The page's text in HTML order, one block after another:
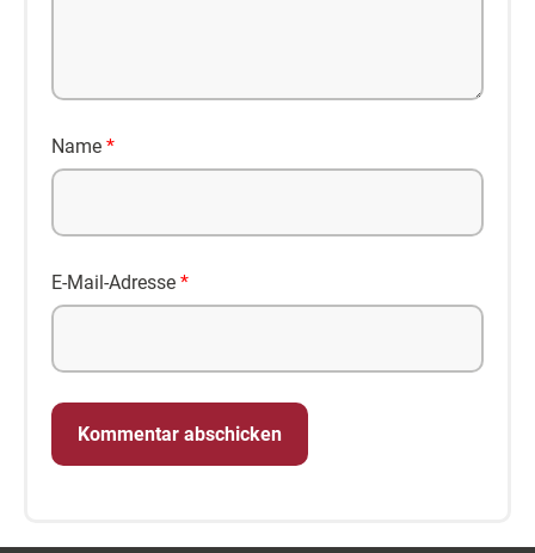
Name *
E-Mail-Adresse *